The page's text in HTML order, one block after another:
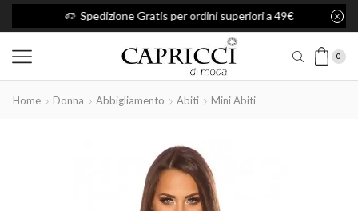
Spedizione Gratis per ordini superiori a 49€
0
Home Donna Abbigliamento Abiti Mini Abiti